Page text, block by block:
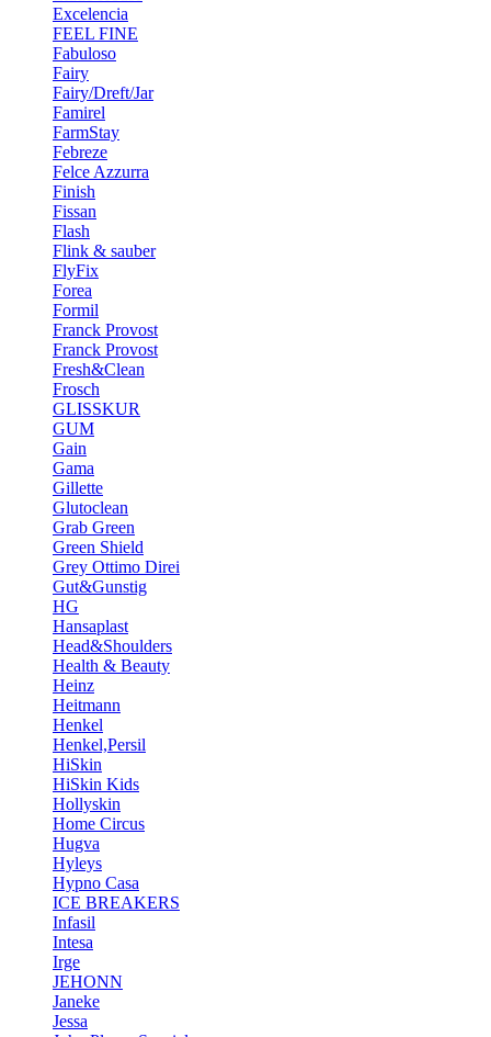
Excelencia
FEEL FINE
Fabuloso
Fairy
Fairy/Dreft/Jar
Famirel
FarmStay
Febreze
Felce Azzurra
Finish
Fissan
Flash
Flink & sauber
FlyFix
Forea
Formil
Franck Provost
Franck Provost
Fresh&Clean
Frosch
GLISSKUR
GUM
Gain
Gama
Gillette
Glutoclean
Grab Green
Green Shield
Grey Ottimo Direi
Gut&Gunstig
HG
Hansaplast
Head&Shoulders
Health & Beauty
Heinz
Heitmann
Henkel
Henkel,Persil
HiSkin
HiSkin Kids
Hollyskin
Home Circus
Hugva
Hyleys
Hypno Casa
ICE BREAKERS
Infasil
Intesa
Irge
JEHONN
Janeke
Jessa